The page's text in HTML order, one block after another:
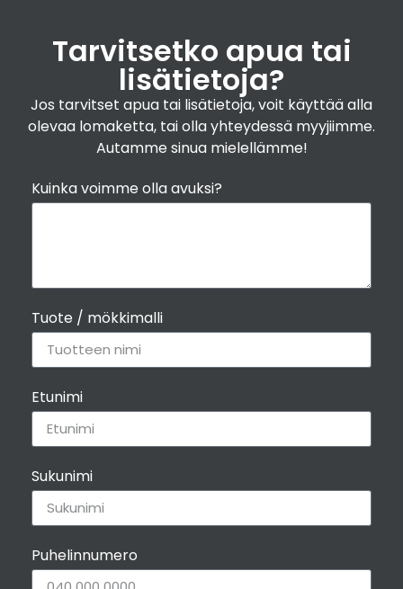
Tarvitsetko apua tai
lisätietoja?
Jos tarvitset apua tai lisätietoja, voit käyttää alla
olevaa lomaketta, tai olla yhteydessä myyjiimme.
Autamme sinua mielellämme!
Kuinka voimme olla avuksi?
Tuote / mökkimalli
Etunimi
Sukunimi
Puhelinnumero